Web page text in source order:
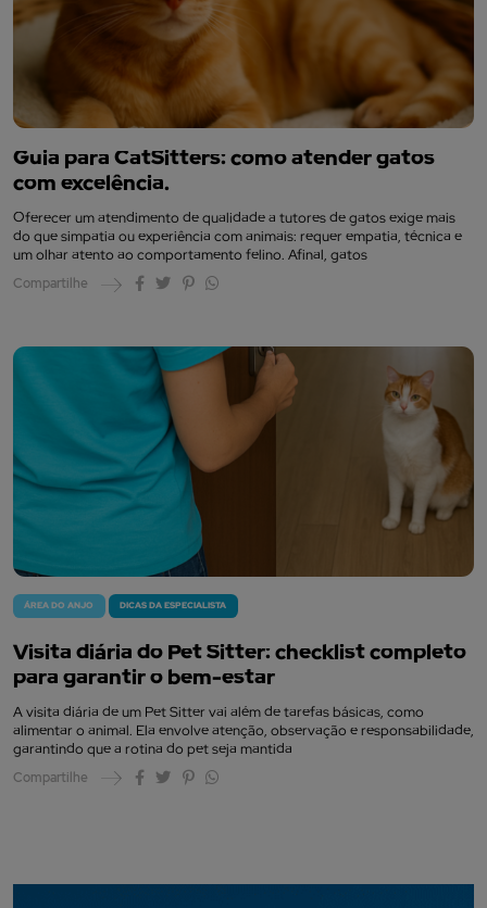
Guia para CatSitters: como atender gatos
com excelência.
Oferecer um atendimento de qualidade a tutores de gatos exige mais
do que simpatia ou experiência com animais: requer empatia, técnica e
um olhar atento ao comportamento felino. Afinal, gatos
Compartilhe
ÁREA DO ANJO DICAS DA ESPECIALISTA
Visita diária do Pet Sitter: checklist completo
para garantir o bem-estar
A visita diária de um Pet Sitter vai além de tarefas básicas, como
alimentar o animal. Ela envolve atenção, observação e responsabilidade,
garantindo que a rotina do pet seja mantida
Compartilhe